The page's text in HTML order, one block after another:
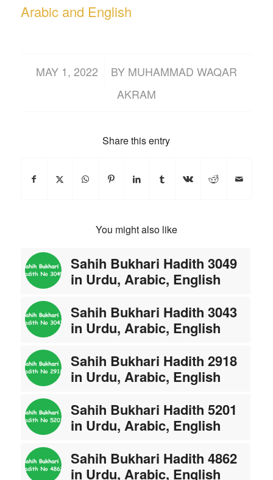
Arabic and English
MAY 1, 2022
/ BY MUHAMMAD WAQAR
AKRAM
Share this entry
You might also like
Sahih Bukhari Hadith 3049
in Urdu, Arabic, English
Sahih Bukhari Hadith 3043
in Urdu, Arabic, English
Sahih Bukhari Hadith 2918
in Urdu, Arabic, English
Sahih Bukhari Hadith 5201
in Urdu, Arabic, English
Sahih Bukhari Hadith 4862
in Urdu, Arabic, English